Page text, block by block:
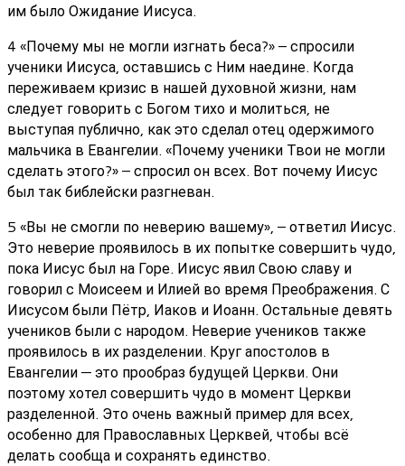
им было Ожидание Иисуса.
4 «Почему мы не могли изгнать беса?» – спросили
ученики Иисуса, оставшись с Ним наедине. Когда
переживаем кризис в нашей духовной жизни, нам
следует говорить с Богом тихо и молиться, не
выступая публично, как это сделал отец одержимого
мальчика в Евангелии. «Почему ученики Твои не могли
сделать этого?» – спросил он всех. Вот почему Иисус
был так библейски разгневан.
5 «Вы не смогли по неверию вашему», – ответил Иисус.
Это неверие проявилось в их попытке совершить чудо,
пока Иисус был на Горе. Иисус явил Свою славу и
говорил с Моисеем и Илией во время Преображения. С
Иисусом были Пётр, Иаков и Иоанн. Остальные девять
учеников были с народом. Неверие учеников также
проявилось в их разделении. Круг апостолов в
Евангелии — это прообраз будущей Церкви. Они
поэтому хотел совершить чудо в момент Церкви
разделенной. Это очень важный пример для всех,
особенно для Православных Церквей, чтобы всё
делать сообща и сохранять единство.